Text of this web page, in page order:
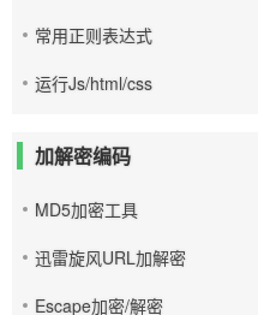
常用正则表达式
运行Js/html/css
加解密编码
MD5加密工具
迅雷旋风URL加解密
Escape加密/解密